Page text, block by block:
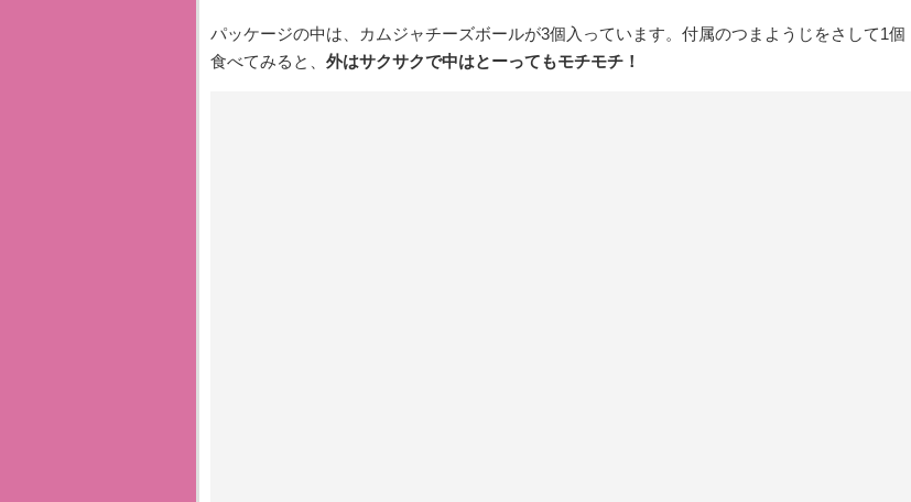
パッケージの中は、カムジャチーズボールが3個入っています。付属のつまようじをさして1個
食べてみると、 外はサクサクで中はとーってもモチモチ！